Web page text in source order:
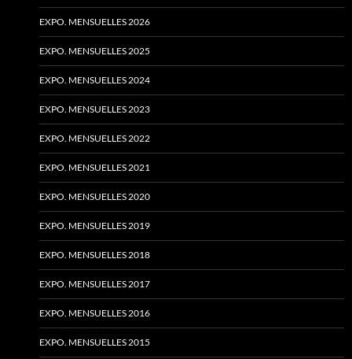
EXPO. MENSUELLES 2026
EXPO. MENSUELLES 2025
EXPO. MENSUELLES 2024
EXPO. MENSUELLES 2023
EXPO. MENSUELLES 2022
EXPO. MENSUELLES 2021
EXPO. MENSUELLES 2020
EXPO. MENSUELLES 2019
EXPO. MENSUELLES 2018
EXPO. MENSUELLES 2017
EXPO. MENSUELLES 2016
EXPO. MENSUELLES 2015